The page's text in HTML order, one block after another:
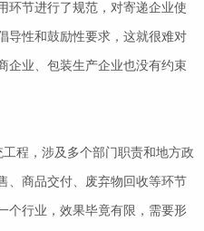
环节进行了规范，对寄递企业使
导性和鼓励性要求，这就很难对
企业、包装生产企业也没有约束
程，涉及多个部门职责和地方政
、商品交付、废弃物回收等环节
个行业，效果毕竟有限，需要形